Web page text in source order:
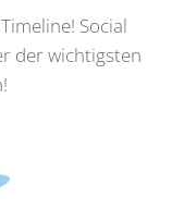
Social
der wichtigsten